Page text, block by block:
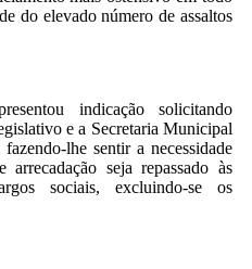
do elevado número de assaltos
indicação solicitando
e a Secretaria Municipal
lhe sentir a necessidade
seja repassado às
sociais, excluindo-se os